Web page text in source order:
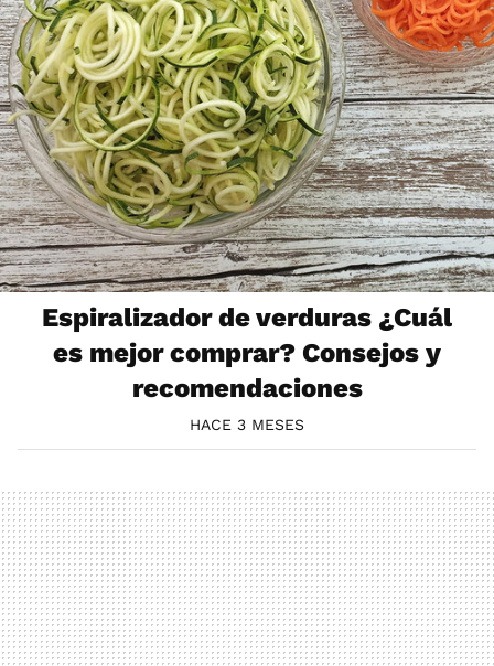
Espiralizador de verduras ¿Cuál
es mejor comprar? Consejos y
recomendaciones
HACE 3 MESES